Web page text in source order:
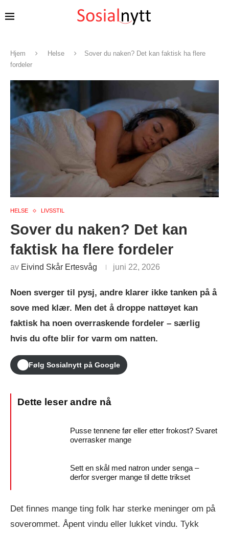
Hjem Helse
Sover du naken? Det kan faktisk ha flere
fordeler
HELSE LIVSSTIL
Sover du naken? Det kan
faktisk ha flere fordeler
av Eivind Skår Ertesvåg juni 22, 2026
Noen sverger til pysj, andre klarer ikke tanken på å
sove med klær. Men det å droppe nattøyet kan
faktisk ha noen overraskende fordeler – særlig
hvis du ofte blir for varm om natten.
Følg Sosialnytt på Google
Pusse tennene før eller etter frokost? Svaret
overrasker mange
Sett en skål med natron under senga –
derfor sverger mange til dette trikset
Det finnes mange ting folk har sterke meninger om på
soverommet. Åpent vindu eller lukket vindu. Tykk